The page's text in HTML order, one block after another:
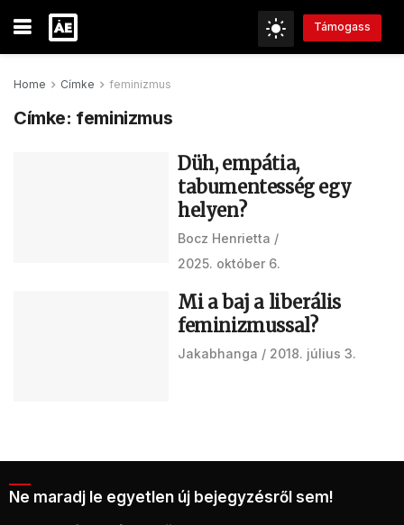
Támogass
Home Címke feminizmus
Címke: feminizmus
Düh, empátia,
tabumentesség egy
helyen?
Bocz Henrietta
2025. október 6.
Mi a baj a liberális
feminizmussal?
Jakabhanga 2018. július 3.
Ne maradj le egyetlen új bejegyzésről sem!